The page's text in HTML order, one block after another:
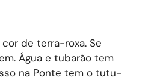
de terra-roxa. Se
Água e tubarão tem
na Ponte tem o tutu-